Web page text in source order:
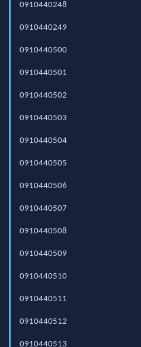
0910440248
0910440249
0910440500
0910440501
0910440502
0910440503
0910440504
0910440505
0910440506
0910440507
0910440508
0910440509
0910440510
0910440511
0910440512
0910440513